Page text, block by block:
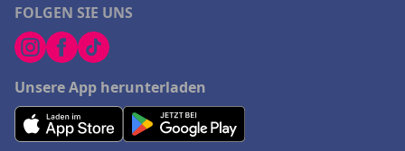
FOLGEN SIE UNS
Unsere App herunterladen